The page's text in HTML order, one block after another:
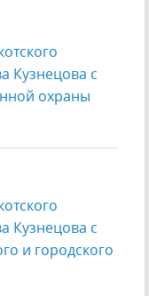
Кузнецова с
охраны
Кузнецова с
и городского